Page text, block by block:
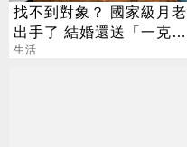
找不到對象？ 國家級月老
出手了 結婚還送「一克拉
鑽戒」
生活